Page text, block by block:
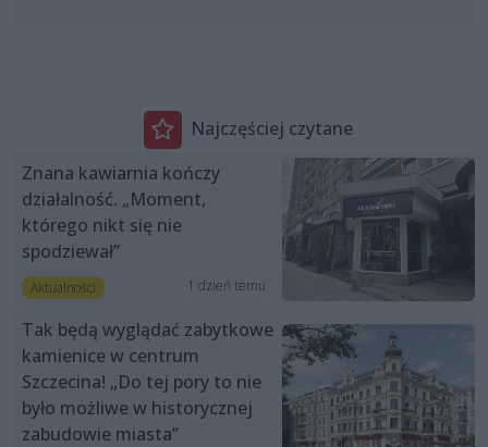
Najczęściej czytane
Znana kawiarnia kończy
działalność. „Moment,
którego nikt się nie
spodziewał”
Aktualności 1 dzień temu
Tak będą wyglądać zabytkowe
kamienice w centrum
Szczecina! „Do tej pory to nie
było możliwe w historycznej
zabudowie miasta”